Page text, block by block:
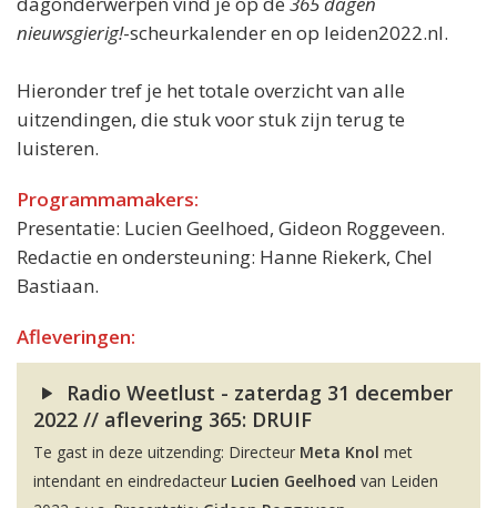
nieuwsgierig!-scheurkalender en op leiden2022.nl.
Hieronder tref je het totale overzicht van alle
uitzendingen, die stuk voor stuk zijn terug te
luisteren.
Programmamakers:
Presentatie: Lucien Geelhoed, Gideon Roggeveen.
Redactie en ondersteuning: Hanne Riekerk, Chel
Bastiaan.
Afleveringen:
Radio Weetlust - zaterdag 31 december
2022 // aflevering 365: DRUIF
Te gast in deze uitzending: Directeur Meta Knol met
intendant en eindredacteur Lucien Geelhoed van Leiden